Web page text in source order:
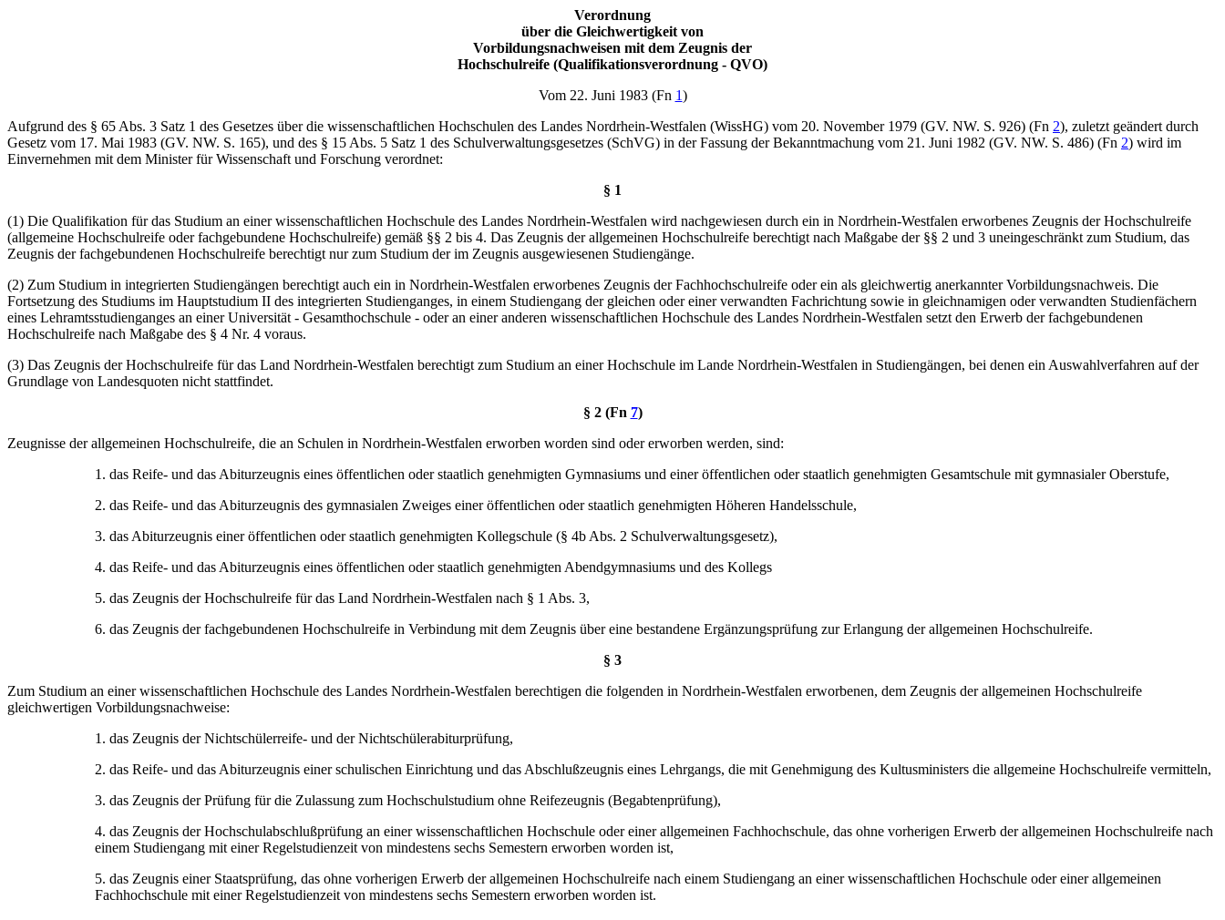
Verordnung
über die Gleichwertigkeit von
Vorbildungsnachweisen mit dem Zeugnis der
Hochschulreife (Qualifikationsverordnung - QVO)
Vom 22. Juni 1983 (Fn 1)
Aufgrund des § 65 Abs. 3 Satz 1 des Gesetzes über die wissenschaftlichen Hochschulen des Landes Nordrhein-Westfalen (WissHG) vom 20. November 1979 (GV. NW. S. 926) (Fn 2), zuletzt geändert durch
Gesetz vom 17. Mai 1983 (GV. NW. S. 165), und des § 15 Abs. 5 Satz 1 des Schulverwaltungsgesetzes (SchVG) in der Fassung der Bekanntmachung vom 21. Juni 1982 (GV. NW. S. 486) (Fn 2) wird im
Einvernehmen mit dem Minister für Wissenschaft und Forschung verordnet:
§ 1
(1) Die Qualifikation für das Studium an einer wissenschaftlichen Hochschule des Landes Nordrhein-Westfalen wird nachgewiesen durch ein in Nordrhein-Westfalen erworbenes Zeugnis der Hochschulreife
(allgemeine Hochschulreife oder fachgebundene Hochschulreife) gemäß §§ 2 bis 4. Das Zeugnis der allgemeinen Hochschulreife berechtigt nach Maßgabe der §§ 2 und 3 uneingeschränkt zum Studium, das
Zeugnis der fachgebundenen Hochschulreife berechtigt nur zum Studium der im Zeugnis ausgewiesenen Studiengänge.
(2) Zum Studium in integrierten Studiengängen berechtigt auch ein in Nordrhein-Westfalen erworbenes Zeugnis der Fachhochschulreife oder ein als gleichwertig anerkannter Vorbildungsnachweis. Die
Fortsetzung des Studiums im Hauptstudium II des integrierten Studienganges, in einem Studiengang der gleichen oder einer verwandten Fachrichtung sowie in gleichnamigen oder verwandten Studienfächern
eines Lehramtsstudienganges an einer Universität - Gesamthochschule - oder an einer anderen wissenschaftlichen Hochschule des Landes Nordrhein-Westfalen setzt den Erwerb der fachgebundenen
Hochschulreife nach Maßgabe des § 4 Nr. 4 voraus.
(3) Das Zeugnis der Hochschulreife für das Land Nordrhein-Westfalen berechtigt zum Studium an einer Hochschule im Lande Nordrhein-Westfalen in Studiengängen, bei denen ein Auswahlverfahren auf der
Grundlage von Landesquoten nicht stattfindet.
§ 2 (Fn 7)
Zeugnisse der allgemeinen Hochschulreife, die an Schulen in Nordrhein-Westfalen erworben worden sind oder erworben werden, sind:
1. das Reife- und das Abiturzeugnis eines öffentlichen oder staatlich genehmigten Gymnasiums und einer öffentlichen oder staatlich genehmigten Gesamtschule mit gymnasialer Oberstufe,
2. das Reife- und das Abiturzeugnis des gymnasialen Zweiges einer öffentlichen oder staatlich genehmigten Höheren Handelsschule,
3. das Abiturzeugnis einer öffentlichen oder staatlich genehmigten Kollegschule (§ 4b Abs. 2 Schulverwaltungsgesetz),
4. das Reife- und das Abiturzeugnis eines öffentlichen oder staatlich genehmigten Abendgymnasiums und des Kollegs
5. das Zeugnis der Hochschulreife für das Land Nordrhein-Westfalen nach § 1 Abs. 3,
6. das Zeugnis der fachgebundenen Hochschulreife in Verbindung mit dem Zeugnis über eine bestandene Ergänzungsprüfung zur Erlangung der allgemeinen Hochschulreife.
§ 3
Zum Studium an einer wissenschaftlichen Hochschule des Landes Nordrhein-Westfalen berechtigen die folgenden in Nordrhein-Westfalen erworbenen, dem Zeugnis der allgemeinen Hochschulreife
gleichwertigen Vorbildungsnachweise:
1. das Zeugnis der Nichtschülerreife- und der Nichtschülerabiturprüfung,
2. das Reife- und das Abiturzeugnis einer schulischen Einrichtung und das Abschlußzeugnis eines Lehrgangs, die mit Genehmigung des Kultusministers die allgemeine Hochschulreife vermitteln,
3. das Zeugnis der Prüfung für die Zulassung zum Hochschulstudium ohne Reifezeugnis (Begabtenprüfung),
4. das Zeugnis der Hochschulabschlußprüfung an einer wissenschaftlichen Hochschule oder einer allgemeinen Fachhochschule, das ohne vorherigen Erwerb der allgemeinen Hochschulreife nach
einem Studiengang mit einer Regelstudienzeit von mindestens sechs Semestern erworben worden ist,
5. das Zeugnis einer Staatsprüfung, das ohne vorherigen Erwerb der allgemeinen Hochschulreife nach einem Studiengang an einer wissenschaftlichen Hochschule oder einer allgemeinen
Fachhochschule mit einer Regelstudienzeit von mindestens sechs Semestern erworben worden ist.